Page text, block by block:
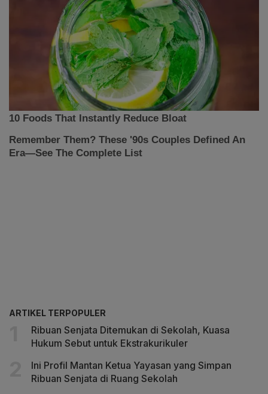
ARTIKEL TERPOPULER
Ribuan Senjata Ditemukan di Sekolah, Kuasa
Hukum Sebut untuk Ekstrakurikuler
Ini Profil Mantan Ketua Yayasan yang Simpan
Ribuan Senjata di Ruang Sekolah